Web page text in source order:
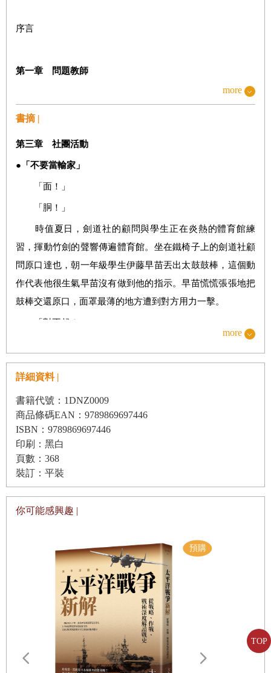
TOP
序言
第一章 問題教師
第三章 社團活動
more
書摘 |
第三章 社團活動
● 「不要當輸家」
「面！」
「胴！」
時值夏日，劍道社的顧問與學生正在炎熱的體育館練
習，揮動竹劍的聲響傳遍體育館。坐在鐵椅子上的劍道社顧
問原口達也，朝一年級學生伊藤早苗丟出太鼓鼓棒，這個動
作代表他很生氣早苗沒有做到他的指示。早苗慌慌張張地把
鼓棒交還原口，面罩最薄的地方遭到對方用力一擊。
「對不起！」
「為什麼挨打？」
的地方。
「注意力沒有放在腳上。」
「知道為什麼做不到？」
原口把鼓棒戳進面罩下方，早苗的喉頭被頂得很痛，下
一秒就被踢倒在地。
「對不起，我下次會做好，對不起。」
原口反覆向社員強調「從被動消極的練習轉為自動自發
的練習」。他經常要求社員要「自動自發」。所謂的「自動
自發」指的是揣摩上意，做出符合他要求的行為。
回憶當年遭到原口長期體罰與性騷擾的早苗表示：「國
中生是不可能反抗老師的。」
母校屬於校規嚴格、教師權力強大的學校。
「每個月都會嚴格檢查學生的瀏海有沒有維持在眉毛上
more
詳細資料 |
書籍代號：1DNZ0009
商品條碼EAN：9789869697446
ISBN：9789869697446
印刷：黑白
頁數：368
裝訂：平裝
你可能感興趣 |